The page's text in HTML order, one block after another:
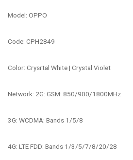
Model: OPPO
Code: CPH2849
Color: Crysrtal White | Crystal Violet
Network: 2G: GSM: 850/900/1800MHz
3G: WCDMA: Bands 1/5/8
4G: LTE FDD: Bands 1/3/5/7/8/20/28